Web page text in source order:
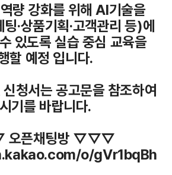
량 강화를 위해 AI기술을
·상품기획·고객관리 등)에
있도록 실습 중심 교육을
할 예정 입니다.
청서는 공고문을 참조하여
기를 바랍니다.
픈채팅방 ▽▽▽
o/gVr1bqBh